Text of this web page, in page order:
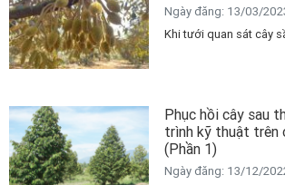
Ngày đăng: 13/03/
Khi tưới quan sát cây
cơi đọt mới, dẫn đến
dưỡng cung cấp cho
ra hiện tượng rụng trái.
Phục hồi cây sau
trình kỹ thuật trên
(Phần 1)
Ngày đăng: 13/12/